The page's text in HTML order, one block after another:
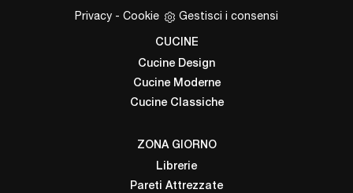
Privacy - Cookie Gestisci i consensi
CUCINE
Cucine Design
Cucine Moderne
Cucine Classiche
ZONA GIORNO
Librerie
Pareti Attrezzate